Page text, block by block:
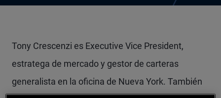
Tony Crescenzi es Executive Vice President,
estratega de mercado y gestor de carteras
generalista en la oficina de Nueva York. También